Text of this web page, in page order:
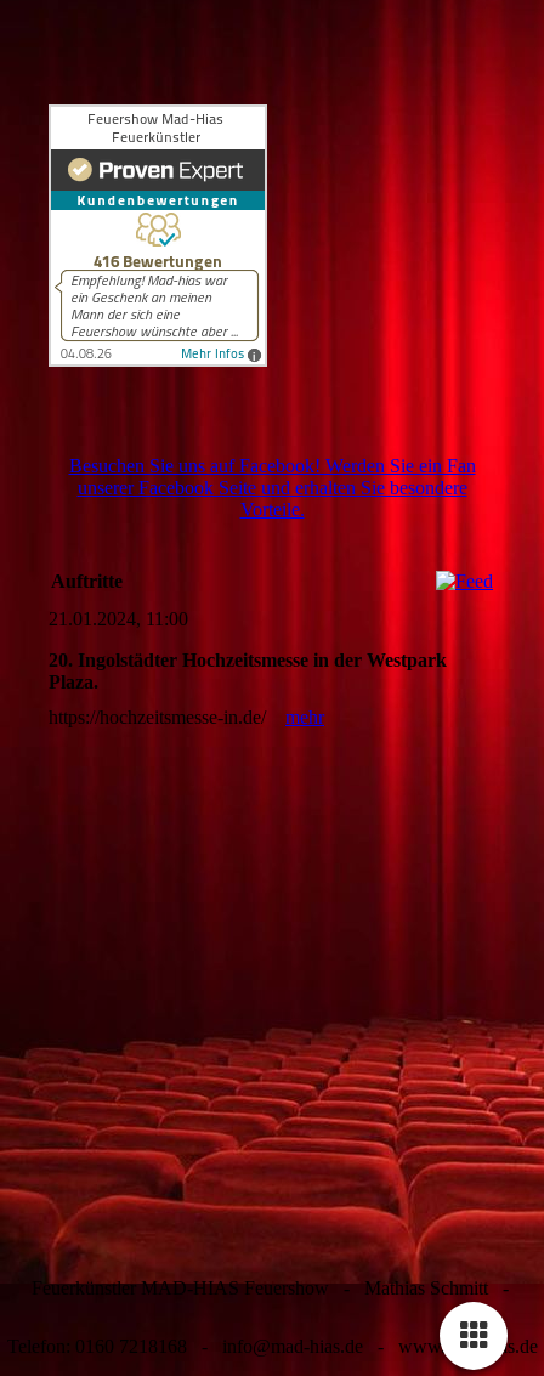
Besuchen Sie uns auf Facebook! Werden Sie ein Fan
unserer Facebook Seite und erhalten Sie besondere
Vorteile.
Auftritte
21.01.2024, 11:00
20. Ingolstädter Hochzeitsmesse in der Westpark
Plaza.
https://hochzeitsmesse-in.de/ mehr
Feuerkünstler MAD-HIAS Feuershow - Mathias Schmitt -
Telefon: 0160 7218168 - info@mad-hias.de - www.mad-hias.de